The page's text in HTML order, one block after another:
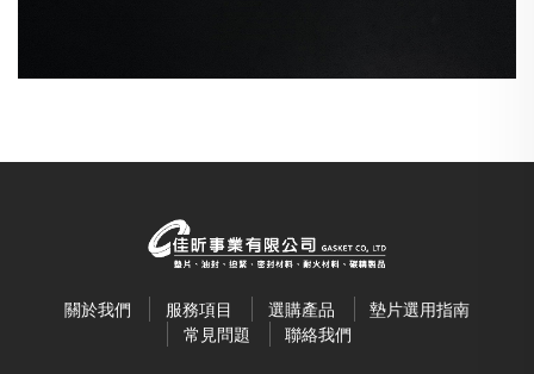
關於我們 服務項目 選購產品
墊片選用指南
常見問題
聯絡我們